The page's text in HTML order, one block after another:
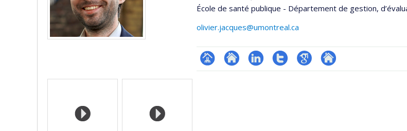
École de santé publique - Département de gestion,
olivier.jacques@umontreal.ca
Page Site
LinkedInCompteGoogleAutre
Médias